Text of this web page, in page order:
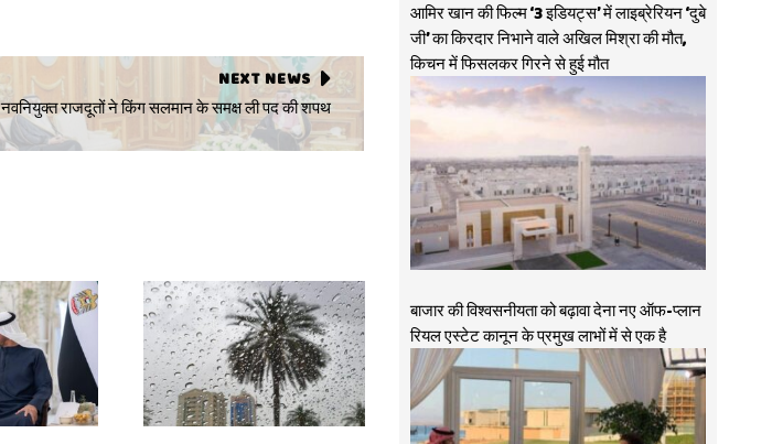
NEXT NEWS
नवनियुक्त राजदूतों ने किंग सलमान के समक्ष ली पद की शपथ
आमिर खान की फिल्म ‘3 इडियट्स’ में लाइब्रेरियन ‘दुबे
जी’ का किरदार निभाने वाले अखिल मिश्रा की मौत,
किचन में फिसलकर गिरने से हुई मौत
बाजार की विश्वसनीयता को बढ़ावा देना नए ऑफ-प्लान
रियल एस्टेट कानून के प्रमुख लाभों में से एक है